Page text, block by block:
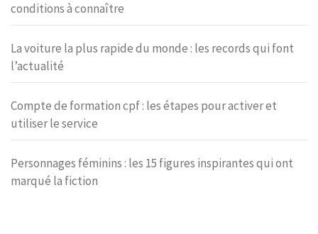
conditions à connaître
La voiture la plus rapide du monde : les records qui font
l’actualité
Compte de formation cpf : les étapes pour activer et
utiliser le service
Personnages féminins : les 15 figures inspirantes qui ont
marqué la fiction